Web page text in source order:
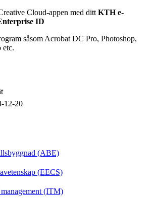
Cloud-appen med ditt KTH e-
ID
såsom Acrobat DC Pro, Photoshop,
etc.
12-20
(ABE)
(EECS)
(ITM)